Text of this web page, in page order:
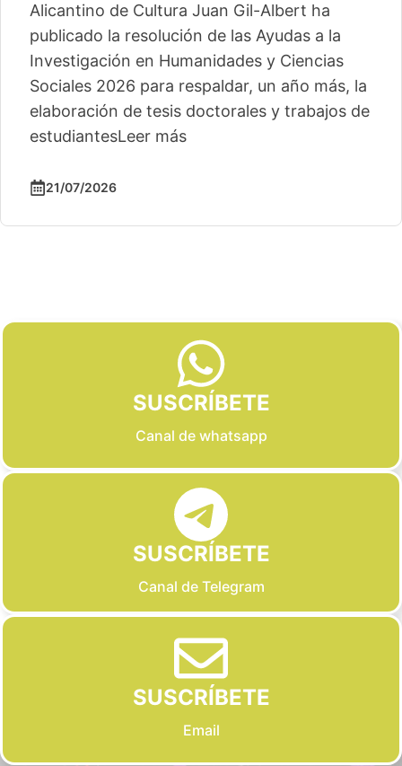
Alicantino de Cultura Juan Gil-Albert ha
publicado la resolución de las Ayudas a la
Investigación en Humanidades y Ciencias
Sociales 2026 para respaldar, un año más, la
elaboración de tesis doctorales y trabajos de
estudiantesLeer más
21/07/2026
SUSCRÍBETE
Canal de whatsapp
SUSCRÍBETE
Canal de Telegram
SUSCRÍBETE
Email